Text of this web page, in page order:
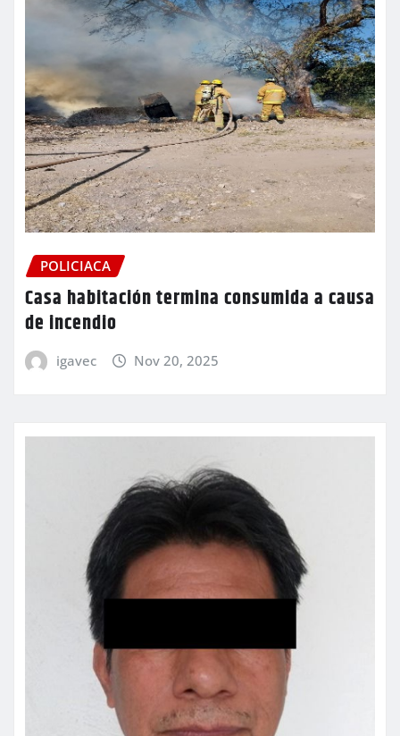
POLICIACA
Casa habitación termina consumida a causa
de incendio
igavec Nov 20, 2025